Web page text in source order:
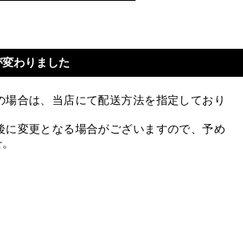
わりました
場合は、当店にて配送方法を指定しており
に変更となる場合がございますので、予め